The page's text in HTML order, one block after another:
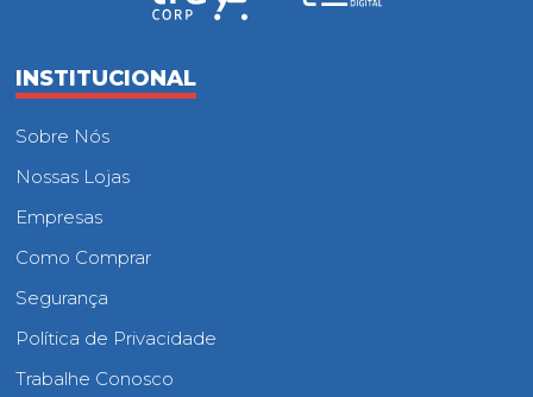
INSTITUCIONAL
Sobre Nós
Nossas Lojas
Empresas
Como Comprar
Segurança
Política de Privacidade
Trabalhe Conosco